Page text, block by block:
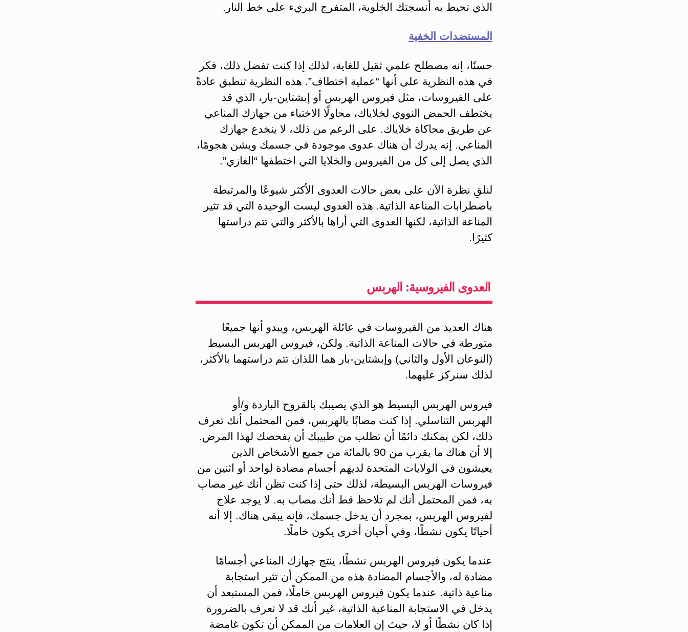
الذي تحيط به أنسجتك الخلوية، المتفرج البريء على خط النار.
المستضدات الخفية
حسنًا، إنه مصطلح علمي ثقيل للغاية، لذلك إذا كنت تفضل ذلك، فكر
في هذه النظرية على أنها “عملية اختطاف”. هذه النظرية تنطبق عادةً
على الفيروسات، مثل فيروس الهربس أو إبشتاين-بار، الذي قد
يختطف الحمض النووي لخلاياك، محاولًا الاختباء من جهازك المناعي
عن طريق محاكاة خلاياك. على الرغم من ذلك، لا ينخدع جهازك
المناعي. إنه يدرك أن هناك عدوى موجودة في جسمك ويشن هجومًا،
الذي يصل إلى كل من الفيروس والخلايا التي اختطفها “الغازي”.
لنلقِ نظرة الآن على بعض حالات العدوى الأكثر شيوعًا والمرتبطة
باضطرابات المناعة الذاتية. هذه العدوى ليست الوحيدة التي قد تثير
المناعة الذاتية، لكنها العدوى التي أراها بالأكثر والتي تتم دراستها
كثيرًا.
العدوى الفيروسية: الهربس
هناك العديد من الفيروسات في عائلة الهربس، ويبدو أنها جميعًا
متورطة في حالات المناعة الذاتية. ولكن، فيروس الهربس البسيط
(النوعان الأول والثاني) وإبشتاين-بار هما اللذان تتم دراستهما بالأكثر،
لذلك سنركز عليهما.
فيروس الهربس البسيط هو الذي يصيبك بالقروح الباردة و/أو
الهربس التناسلي. إذا كنت مصابًا بالهربس، فمن المحتمل أنك تعرف
ذلك، لكن يمكنك دائمًا أن تطلب من طبيبك أن يفحصك لهذا المرض.
إلا أن هناك ما يقرب من 90 بالمائة من جميع الأشخاص الذين
يعيشون في الولايات المتحدة لديهم أجسام مضادة لواحد أو اثنين من
فيروسات الهربس البسيطة، لذلك حتى إذا كنت تظن أنك غير مصاب
به، فمن المحتمل أنك لم تلاحظ قط أنك مصاب به. لا يوجد علاج
لفيروس الهربس، بمجرد أن يدخل جسمك، فإنه يبقى هناك. إلا أنه
أحيانًا يكون نشطًا، وفي أحيان أخرى يكون خاملًا.
عندما يكون فيروس الهربس نشطًا، ينتج جهازك المناعي أجسامًا
مضادة له، والأجسام المضادة هذه من الممكن أن تثير استجابة
مناعية ذاتية. عندما يكون فيروس الهربس خاملًا، فمن المستبعد أن
يدخل في الاستجابة المناعية الذاتية، غير أنك قد لا تعرف بالضرورة
إذا كان نشطًا أو لا، حيث إن العلامات من الممكن أن تكون غامضة